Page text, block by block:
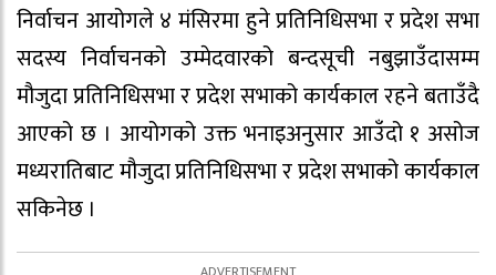
निर्वाचन आयोगले ४ मंसिरमा हुने प्रतिनिधिसभा र प्रदेश सभा
सदस्य निर्वाचनको उम्मेदवारको बन्दसूची नबुझाउँदासम्म
मौजुदा प्रतिनिधिसभा र प्रदेश सभाको कार्यकाल रहने बताउँदै
आएको छ । आयोगको उक्त भनाइअनुसार आउँदो १ असोज
मध्यरातिबाट मौजुदा प्रतिनिधिसभा र प्रदेश सभाको कार्यकाल
सकिनेछ ।